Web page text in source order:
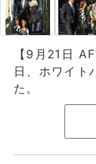
【9月21日
日、ホワイト
た。